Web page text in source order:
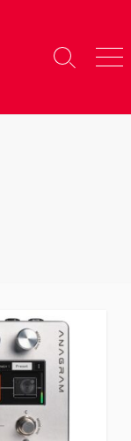
検
り
メ
ー